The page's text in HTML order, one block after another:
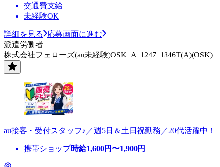
交通費支給
未経験OK
詳細を見る
応募画面に進む
派遣労働者
株式会社フェローズ(au未経験)OSK_A_1247_1846T(A)(OSK)
au接客・受付スタッフ♪／週5日＆土日祝勤務／20代活躍中！
携帯ショップ時給1,600円〜1,900円